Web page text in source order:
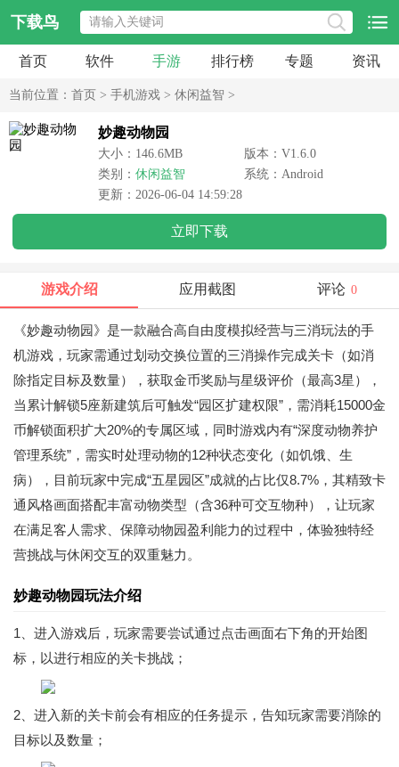
下载鸟
首页 软件 手游 排行榜 专题 资讯
当前位置： 首页 > 手机游戏 > 休闲益智 >
妙趣动物园
大小：146.6MB
版本：V1.6.0
类别： 休闲益智
系统：Android
更新：2026-06-04 14:59:28
立即下载
游戏介绍 应用截图 评论 0
《妙趣动物园》是一款融合高自由度模拟经营与三消玩法的手
机游戏，玩家需通过划动交换位置的三消操作完成关卡（如消
除指定目标及数量），获取金币奖励与星级评价（最高3星），
当累计解锁5座新建筑后可触发“园区扩建权限”，需消耗15000金
币解锁面积扩大20%的专属区域，同时游戏内有“深度动物养护
管理系统”，需实时处理动物的12种状态变化（如饥饿、生
病），目前玩家中完成“五星园区”成就的占比仅8.7%，其精致卡
通风格画面搭配丰富动物类型（含36种可交互物种），让玩家
在满足客人需求、保障动物园盈利能力的过程中，体验独特经
营挑战与休闲交互的双重魅力。
妙趣动物园玩法介绍
1、进入游戏后，玩家需要尝试通过点击画面右下角的开始图
标，以进行相应的关卡挑战；
2、进入新的关卡前会有相应的任务提示，告知玩家需要消除的
目标以及数量；